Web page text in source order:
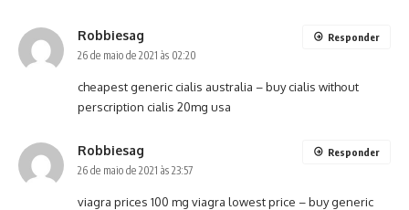
Robbiesag
26 de maio de 2021 às 02:20
cheapest generic cialis australia –buy cialis without
perscription cialis 20mg usa
Responder
Robbiesag
26 de maio de 2021 às 23:57
viagra prices 100 mg viagra lowest price – buy generic
Responder